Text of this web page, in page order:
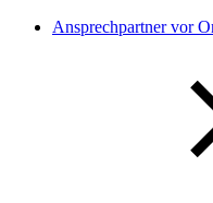
Ansprechpartner vor